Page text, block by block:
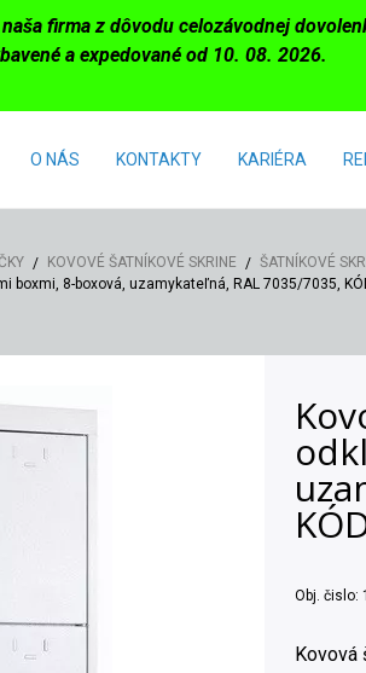
firma z dôvodu celozávodnej
a expedované od 10. 08. 2026.
O NÁS KONTAKTY KARIÉRA
KOVOVÉ ŠATNÍKOVÉ SKRINE
ŠATNÍKOVÉ
boxmi, 8-boxová, uzamykateľná, RAL 7035/7035,
Obj. čislo:
Kovová